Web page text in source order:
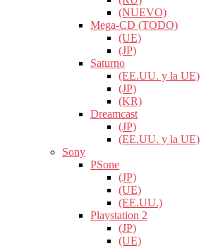
(NUEVO)
Mega-CD (TODO)
(UE)
(JP)
Saturno
(EE.UU. y la UE)
(JP)
(KR)
Dreamcast
(JP)
(EE.UU. y la UE)
Sony
PSone
(JP)
(UE)
(EE.UU.)
Playstation 2
(JP)
(UE)